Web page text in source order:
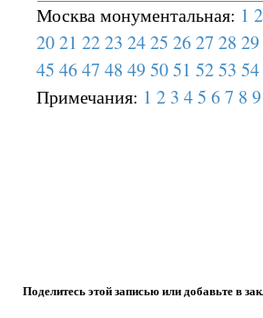
Москва монументальная: 1 2
20 21 22 23 24 25 26 27 28 29
45 46 47 48 49 50 51 52 53 54
Примечания: 1 2 3 4 5 6 7 8 9
Поделитесь этой записью или добавьте в